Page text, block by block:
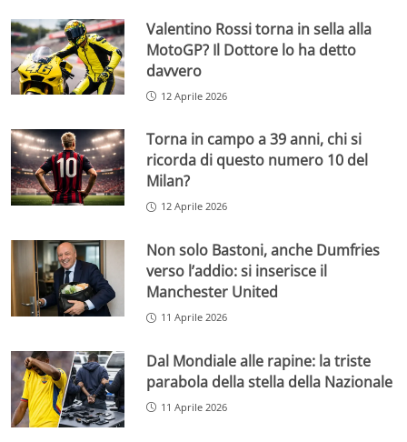
Valentino Rossi torna in sella alla
MotoGP? Il Dottore lo ha detto
davvero
12 Aprile 2026
Torna in campo a 39 anni, chi si
ricorda di questo numero 10 del
Milan?
12 Aprile 2026
Non solo Bastoni, anche Dumfries
verso l’addio: si inserisce il
Manchester United
11 Aprile 2026
Dal Mondiale alle rapine: la triste
parabola della stella della Nazionale
11 Aprile 2026